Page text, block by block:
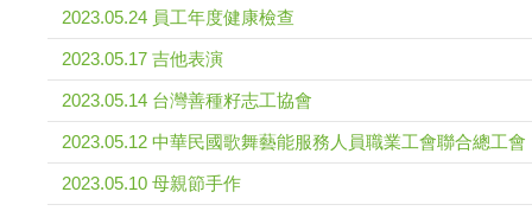
2023.05.24 員工年度健康檢查
2023.05.17 吉他表演
2023.05.14 台灣善種籽志工協會
2023.05.12 中華民國歌舞藝能服務人員職業工會聯合總工會
2023.05.10 母親節手作